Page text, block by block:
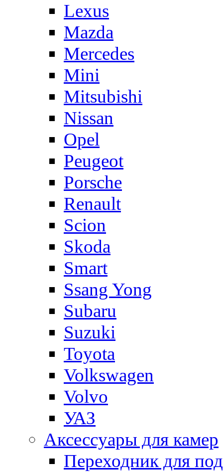
Lexus
Mazda
Mercedes
Mini
Mitsubishi
Nissan
Opel
Peugeot
Porsche
Renault
Scion
Skoda
Smart
Ssang Yong
Subaru
Suzuki
Toyota
Volkswagen
Volvo
УАЗ
Аксессуары для камер
Переходник для